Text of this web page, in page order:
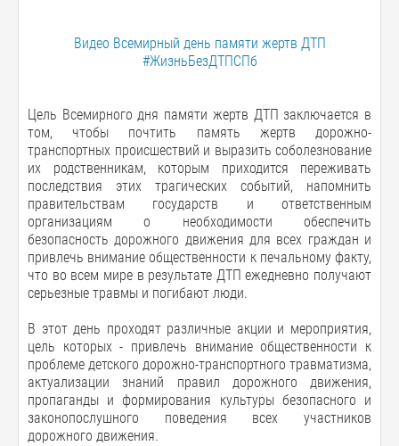
Видео Всемирный день памяти жертв ДТП
#ЖизньБезДТПСПб
Цель Всемирного дня памяти жертв ДТП заключается в
том, чтобы почтить память жертв дорожно-
транспортных происшествий и выразить соболезнование
их родственникам, которым приходится переживать
последствия этих трагических событий, напомнить
правительствам государств и ответственным
организациям о необходимости обеспечить
безопасность дорожного движения для всех граждан и
привлечь внимание общественности к печальному факту,
что во всем мире в результате ДТП ежедневно получают
серьезные травмы и погибают люди.
В этот день проходят различные акции и мероприятия,
цель которых - привлечь внимание общественности к
проблеме детского дорожно-транспортного травматизма,
актуализации знаний правил дорожного движения,
пропаганды и формирования культуры безопасного и
законопослушного поведения всех участников
дорожного движения.